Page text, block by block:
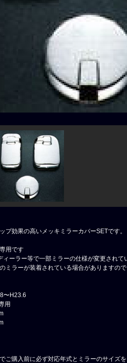
プ効果の高いメッキミラーカバーSETです。
用です
ーラー等で一部ミラーの仕様が変更されて
ミラーが装着されている場合がありますので
〜H23.6
用
ご購入前に必ず対応年式とミラーのサイズを